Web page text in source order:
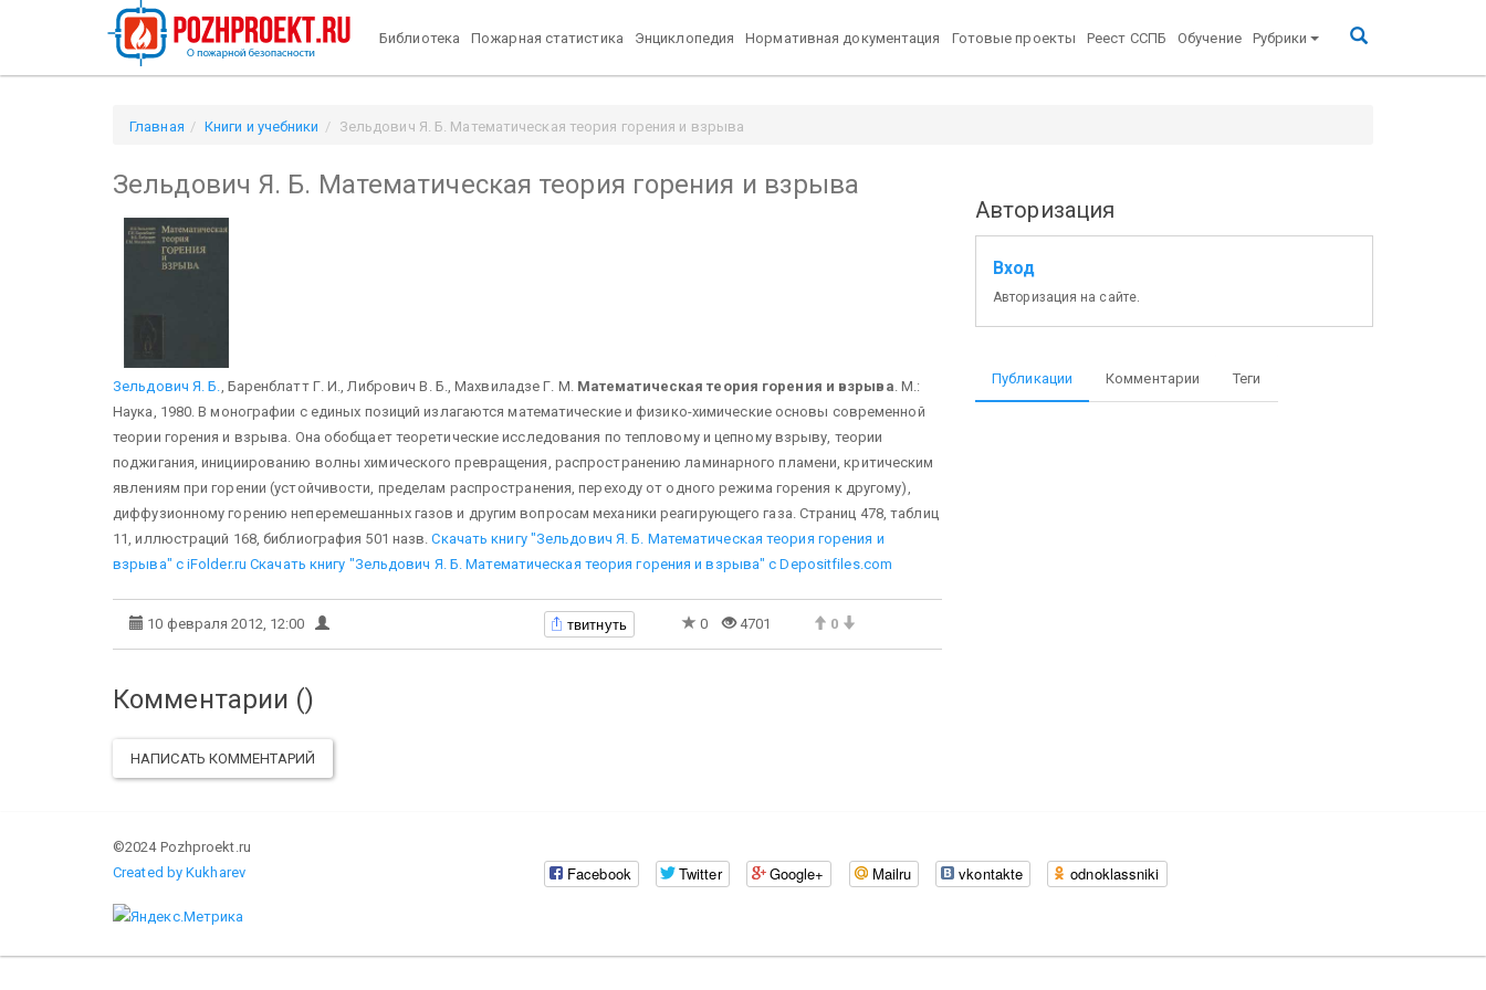
Библиотека Пожарная статистика Энциклопедия Нормативная документация Готовые проекты Реест ССПБ Обучение Рубрики
Главная Книги и учебники Зельдович Я. Б. Математическая теория горения и взрыва
Зельдович Я. Б. Математическая теория горения и взрыва
Зельдович Я. Б. , Баренблатт Г. И., Либрович В. Б., Махвиладзе Г. М. Математическая теория горения и взрыва . М.:
Наука, 1980. В монографии с единых позиций излагаются математические и физико-химические основы современной
теории горения и взрыва. Она обобщает теоретические исследования по тепловому и цепному взрыву, теории
поджигания, инициированию волны химического превращения, распространению ламинарного пламени, критическим
явлениям при горении (устойчивости, пределам распространения, переходу от одного режима горения к другому),
диффузионному горению неперемешанных газов и другим вопросам механики реагирующего газа. Страниц 478, таблиц
11, иллюстраций 168, библиография 501 назв.Скачать книгу "Зельдович Я. Б. Математическая теория горения и
взрыва" с iFolder.ru Скачать книгу "Зельдович Я. Б. Математическая теория горения и взрыва" с Depositfiles.com
10 февраля 2012, 12:00 твитнуть 0 4701 0
Комментарии ()
НАПИСАТЬ КОММЕНТАРИЙ
Авторизация
Вход
Авторизация на сайте.
Публикации Комментарии Теги
©2024 Pozhproekt.ru
Created by Kukharev
Facebook Twitter Google+ Mailru vkontakte odnoklassniki